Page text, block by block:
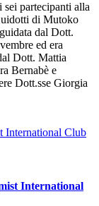
partecipanti alla
di Mutoko
dal Dott.
ed era
Dott. Mattia
Bernabè e
Dott.sse Giorgia
International Club
International